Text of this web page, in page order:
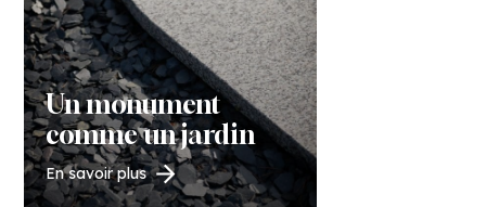
Un monument
comme un jardin
En savoir plus